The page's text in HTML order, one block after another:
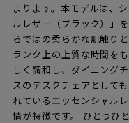
まります。本モデルは、
ルレザー（ブラック）」
らではの柔らかな肌触り
ランク上の上質な時間を
しく調和し、ダイニング
スのデスクチェアとして
れているエッセンシャル
情が特徴です。 ひとつひ